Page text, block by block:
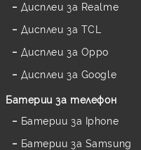
Дисплеи за Realme
Дисплеи за TCL
Дисплеи за Oppo
Дисплеи за Google
Батерии за телефон
Батерии за Iphone
Батерии за Samsung